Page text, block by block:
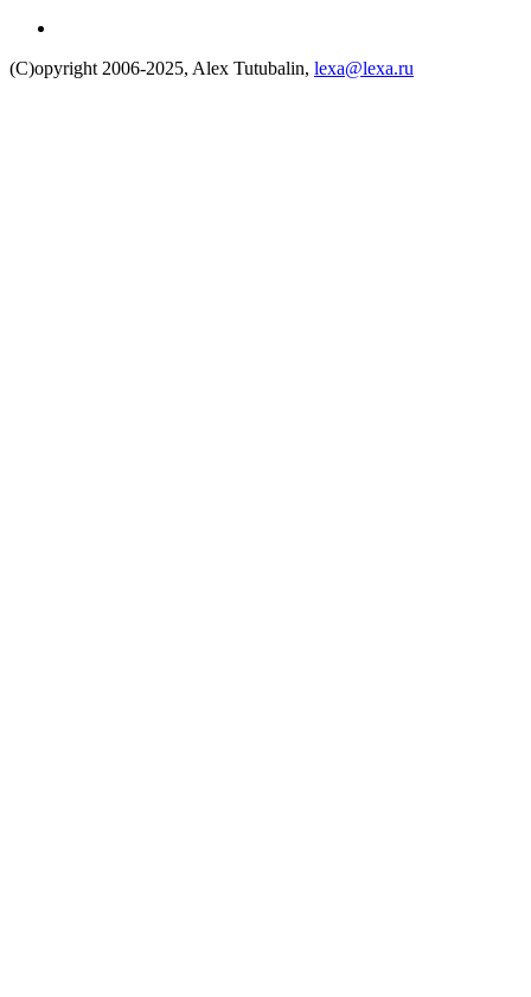
(C)opyright 2006-2025, Alex Tutubalin, lexa@lexa.ru